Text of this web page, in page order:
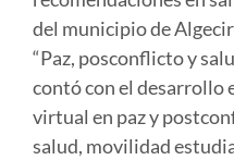
del municipio de
“Paz, posconflicto y
contó con el desarrollo
virtual en paz y
salud, movilidad